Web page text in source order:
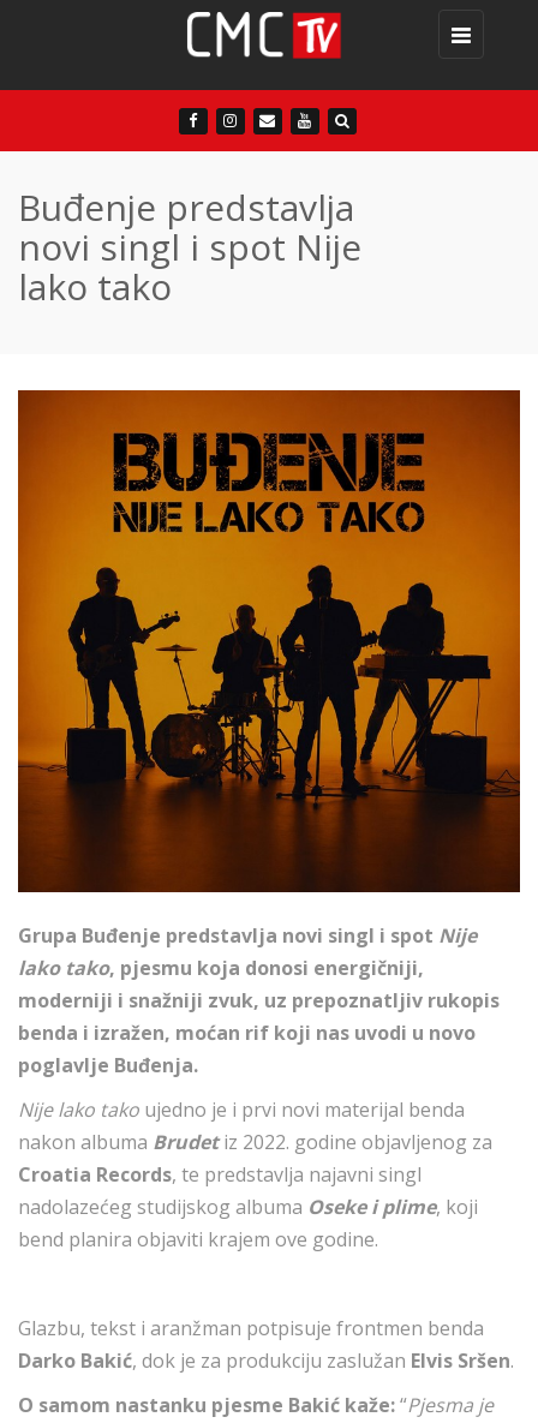
Toggle
Buđenje predstavlja
novi singl i spot Nije
lako tako
Grupa Buđenje predstavlja novi singl i spot Nije
lako tako, pjesmu koja donosi energičniji,
moderniji i snažniji zvuk, uz prepoznatljiv rukopis
benda i izražen, moćan rif koji nas uvodi u novo
poglavlje Buđenja.
Nije lako tako ujedno je i prvi novi materijal benda
nakon albuma Brudetiz 2022. godine objavljenog za
Croatia Records, te predstavlja najavni singl
nadolazećeg studijskog albuma Oseke i plime, koji
bend planira objaviti krajem ove godine.
Glazbu, tekst i aranžman potpisuje frontmen benda
Darko Bakić, dok je za produkciju zaslužan Elvis Sršen.
O samom nastanku pjesme Bakić kaže:“Pjesma je